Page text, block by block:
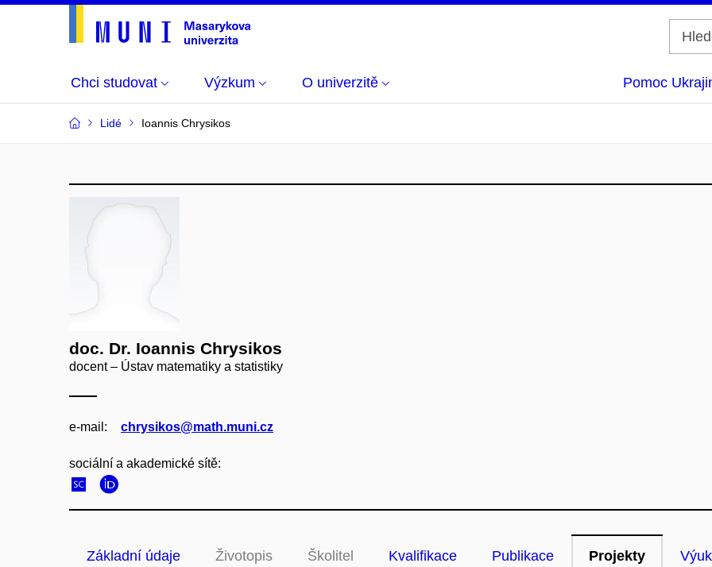
Chci studovat Výzkum O univerzitě Pomoc
Lidé Ioannis Chrysikos
doc. Dr. Ioannis Chrysikos
docent – Ústav matematiky a statistiky
e‑mail: chrysikos@math.muni.cz
sociální a akademické sítě:
Základní údaje Životopis Školitel Kvalifikace Publikace Projekty